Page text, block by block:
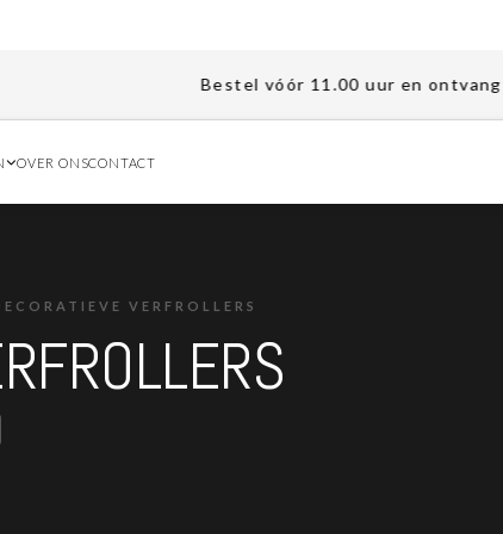
Bestel vóór 11.00 uur en ontvang uw
OVER ONSCONTACT
VERFROLLERS